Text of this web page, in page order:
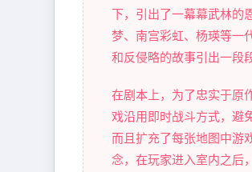
下，引出了一幕幕武林
梦、南宫彩虹、杨瑛等一
和反侵略的故事引出一段
在剧本上，为了忠实于原
戏沿用即时战斗方式，避
而且扩充了每张地图中游
念，在玩家进入室内之后